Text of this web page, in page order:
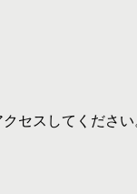
セスしてください